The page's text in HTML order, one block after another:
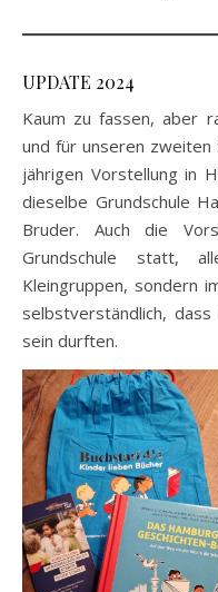
UPDATE 2024
Kaum zu fassen, aber
und für unseren zweiten
jährigen Vorstellung in
dieselbe Grundschule
Bruder. Auch die
Grundschule statt,
Kleingruppen, sondern
selbstverständlich,
sein durften.